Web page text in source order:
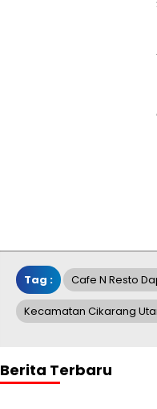
Tag : Cafe N Resto
Kecamatan Cikarang
Berita Terbaru